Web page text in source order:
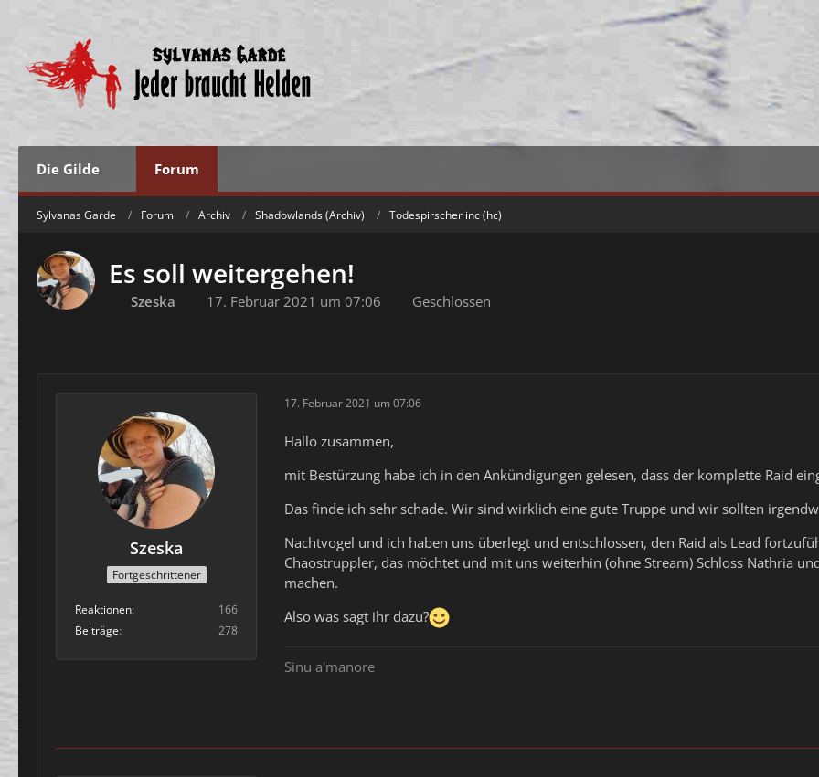
Die Gilde Forum
Sylvanas Garde Forum Archiv Shadowlands (Archiv) Todespirscher inc (hc)
Es soll weitergehen!
Szeska 17. Februar 2021 um 07:06 Geschlossen
Szeska
Fortgeschrittener
Reaktionen
166
Beiträge
278
17. Februar 2021 um 07:06
Hallo zusammen,
mit Bestürzung habe ich in den Ankündigungen gelesen, dass der komplette Raid
Das finde ich sehr schade. Wir sind wirklich eine gute Truppe und wir sollten
Nachtvogel und ich haben uns überlegt und entschlossen, den Raid als Lead
Chaostruppler, das möchtet und mit uns weiterhin (ohne Stream) Schloss Nathria
machen.
Also was sagt ihr dazu?
Sinu a'manore